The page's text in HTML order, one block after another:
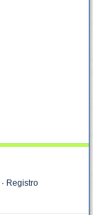
· Registro